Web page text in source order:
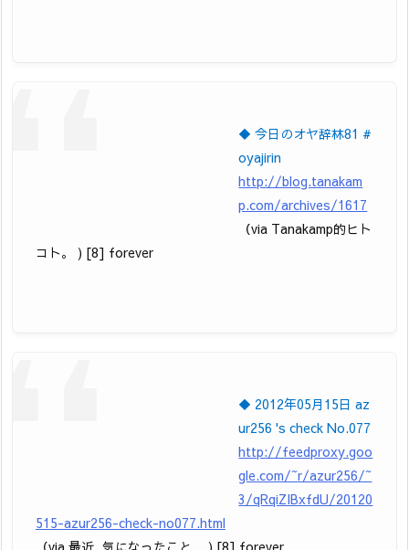
◆ 今日のオヤ辞林81 #
oyajirin
http://blog.tanakam
p.com/archives/1617
（via Tanakamp的ヒト
コト。 ) [8] forever
◆ 2012年05月15日 az
ur256 's check No.077
http://feedproxy.goo
gle.com/~r/azur256/~
3/qRqiZIBxfdU/20120
515-azur256-check-no077.html